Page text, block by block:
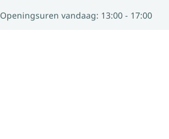
Openingsuren vandaag: 13:00 - 17:00